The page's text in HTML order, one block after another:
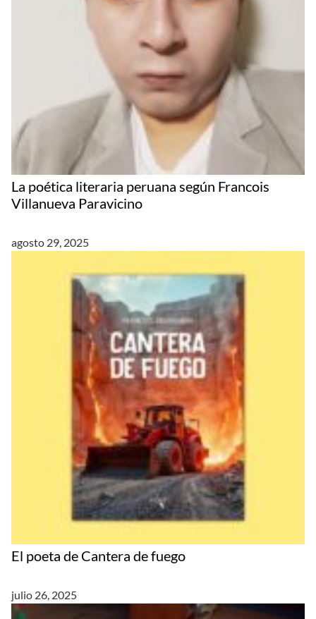
La poética literaria peruana según Francois
Villanueva Paravicino
agosto 29, 2025
El poeta de Cantera de fuego
julio 26, 2025